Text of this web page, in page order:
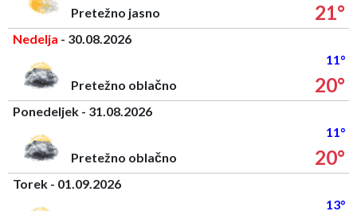
Pretežno jasno
21°
Nedelja - 30.08.2026
11°
Pretežno oblačno
20°
Ponedeljek - 31.08.2026
11°
Pretežno oblačno
20°
Torek - 01.09.2026
13°